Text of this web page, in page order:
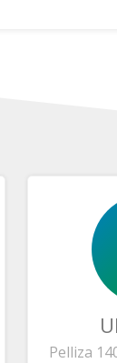
Pelliza